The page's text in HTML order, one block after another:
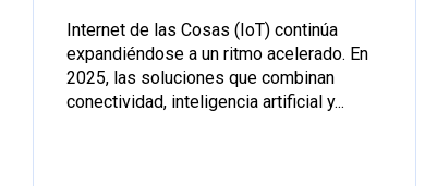
Internet de las Cosas (IoT) continúa
expandiéndose a un ritmo acelerado. En
2025, las soluciones que combinan
conectividad, inteligencia artificial y...